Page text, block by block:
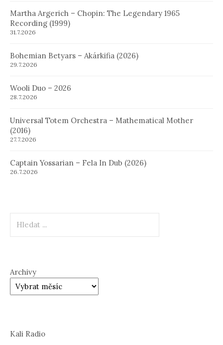
Martha Argerich – Chopin: The Legendary 1965
Recording (1999)
31.7.2026
Bohemian Betyars – Akárkifia (2026)
29.7.2026
Wooli Duo – 2026
28.7.2026
Universal Totem Orchestra – Mathematical Mother
(2016)
27.7.2026
Captain Yossarian – Fela In Dub (2026)
26.7.2026
Archivy
Kali Radio